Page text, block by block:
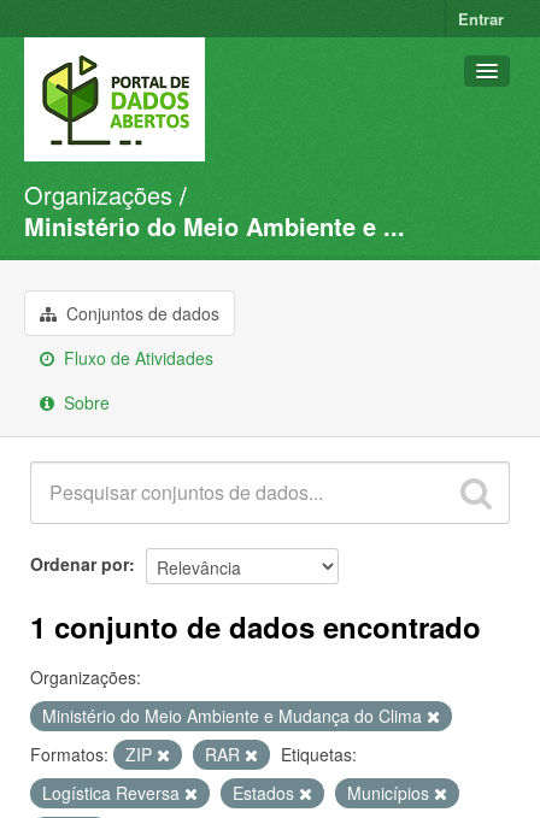
Entrar
Conjuntos de dados
Organizações
Sobre
Organizações
Ministério do Meio Ambiente e ...
Conjuntos de dados
Fluxo de Atividades
Sobre
Ordenar por
1 conjunto de dados encontrado
Organizações:
Ministério do Meio Ambiente e Mudança do Clima
Formatos:
ZIP RAR
Etiquetas:
Logística Reversa
Estados
Municípios